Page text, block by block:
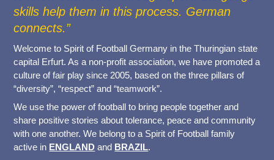
skills help them in this process. German
connects.
Welcome to Spirit of Football Germany in the Thuringian state
capital Erfurt. As a non-profit association, we have promoted a
culture of fair play since 2005, based on the three pillars of
“diversity”, “respect” and “teamwork”.
We use the power of football to bring people together and
share positive stories about tolerance, peace and community
with one another. We belong to a Spirit of Football family
active in ENGLAND and BRAZIL.